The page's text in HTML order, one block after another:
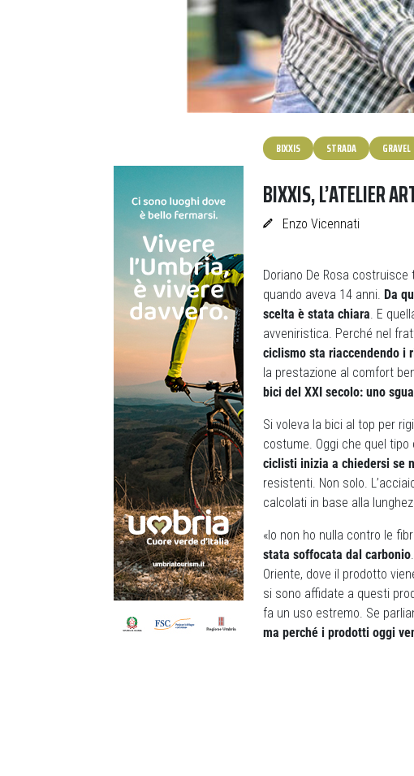
BIXXIS STRADA GRAVEL
BIXXIS, L’ATELIER
Enzo Vicennati
Doriano De Rosa
quando aveva 14 anni. Da
scelta è stata chiara. E
avveniristica. Perché nel
ciclismo sta riaccendendo i
la prestazione al comfort
bici del XXI secolo: uno
Si voleva la bici al top per
costume. Oggi che quel
ciclisti inizia a chiedersi se
resistenti. Non solo.
calcolati in base alla
«Io non ho nulla contro le
stata soffocata dal carbonio
Oriente, dove il prodotto
si sono affidate a questi
fa un uso estremo. Se
ma perché i prodotti oggi